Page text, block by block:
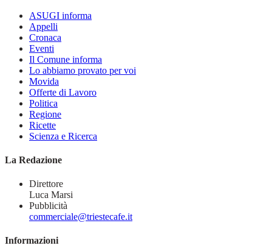
ASUGI informa
Appelli
Cronaca
Eventi
Il Comune informa
Lo abbiamo provato per voi
Movida
Offerte di Lavoro
Politica
Regione
Ricette
Scienza e Ricerca
La Redazione
Direttore
Luca Marsi
Pubblicità
commerciale@triestecafe.it
Informazioni